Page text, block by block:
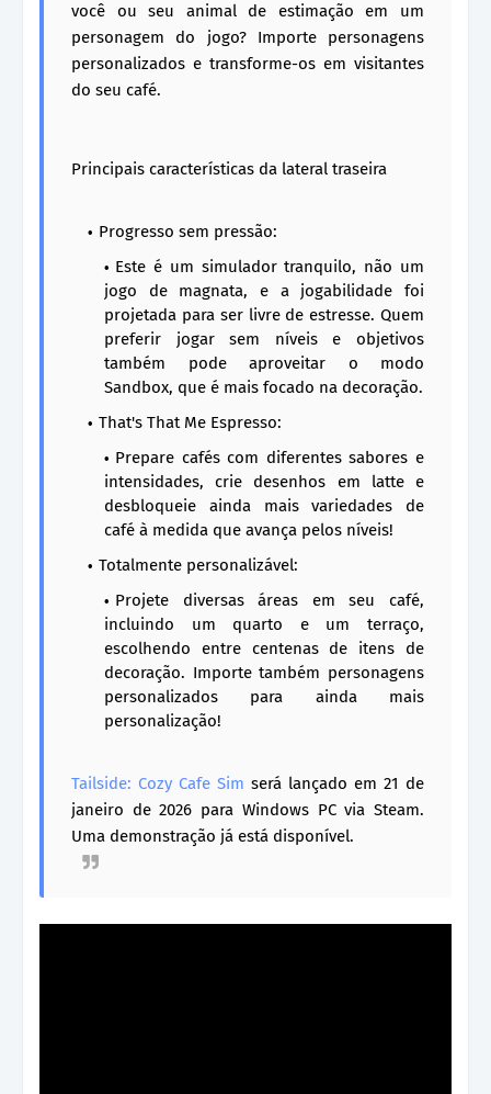
você ou seu animal de estimação em um
personagem do jogo? Importe personagens
personalizados e transforme-os em visitantes
do seu café.
Principais características da lateral traseira
Progresso sem pressão:
Este é um simulador tranquilo, não um
jogo de magnata, e a jogabilidade foi
projetada para ser livre de estresse. Quem
preferir jogar sem níveis e objetivos
também pode aproveitar o modo
Sandbox, que é mais focado na decoração.
That's That Me Espresso:
Prepare cafés com diferentes sabores e
intensidades, crie desenhos em latte e
desbloqueie ainda mais variedades de
café à medida que avança pelos níveis!
Totalmente personalizável:
Projete diversas áreas em seu café,
incluindo um quarto e um terraço,
escolhendo entre centenas de itens de
decoração. Importe também personagens
personalizados para ainda mais
personalização!
Tailside: Cozy Cafe Sim será lançado em 21 de
janeiro de 2026 para Windows PC via Steam.
Uma demonstração já está disponível.